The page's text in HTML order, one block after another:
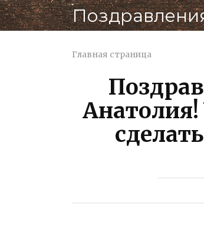
Перейти
к
Главная страница